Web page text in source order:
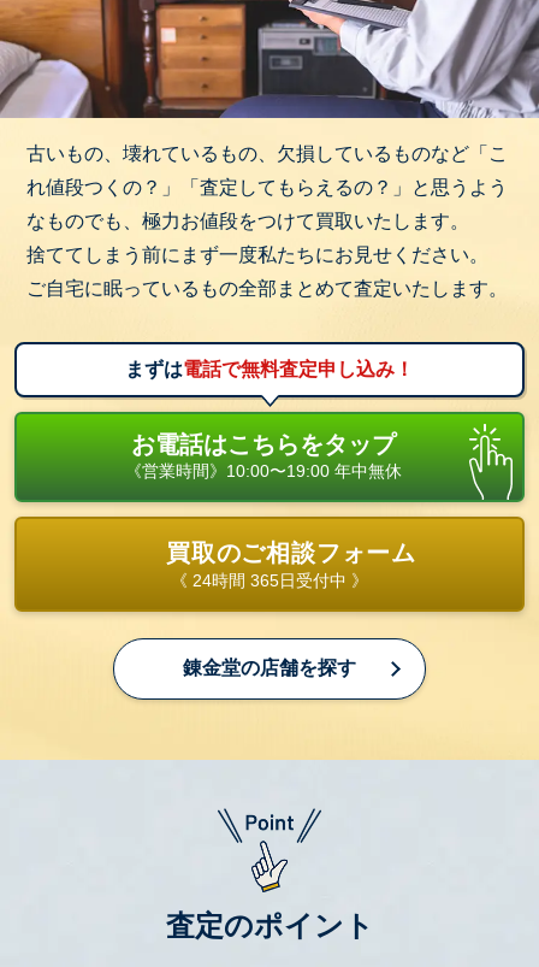
古いもの、壊れているもの、欠損しているものなど「こ
れ値段つくの？」「査定してもらえるの？」と思うよう
なものでも、極力お値段をつけて買取いたします。
捨ててしまう前にまず一度私たちにお見せください。
ご自宅に眠っているもの全部まとめて査定いたします。
まずは電話で無料査定申し込み！
お電話はこちらをタップ
《営業時間》10:00〜19:00 年中無休
買取のご相談フォーム
《 24時間 365日受付中 》
錬金堂の店舗を探す
査定のポイント